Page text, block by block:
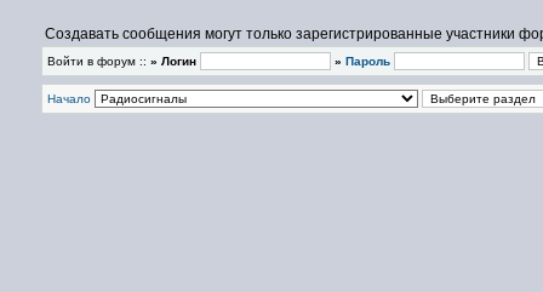
Создавать сообщения могут только зарегистрированные участники
Войти в форум :: » Логин » Пароль
Начало